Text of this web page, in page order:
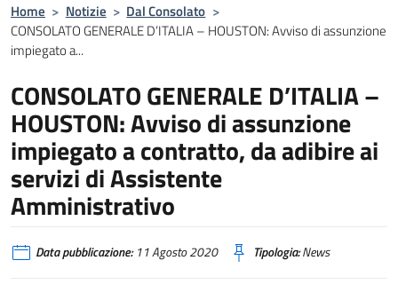
Home > Notizie > Dal Consolato >
CONSOLATO GENERALE D’ITALIA – HOUSTON: Avviso di assunzione
impiegato a...
CONSOLATO GENERALE D’ITALIA –
HOUSTON: Avviso di assunzione
impiegato a contratto, da adibire ai
servizi di Assistente
Amministrativo
Data pubblicazione:11 Agosto 2020 Tipologia:News